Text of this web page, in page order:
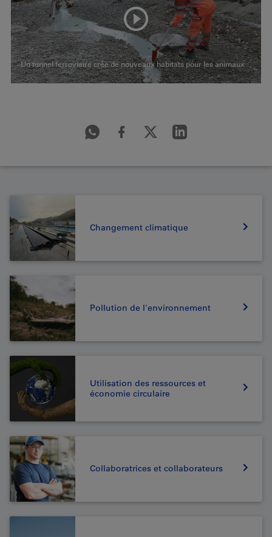
Un tunnel ferroviaire crée de nouveaux habitats pour les animaux
Changement climatique
Pollution de l'environnement
Utilisation des ressources et
économie circulaire
Collaboratrices et collaborateurs